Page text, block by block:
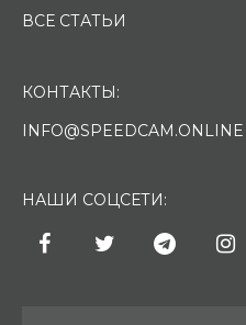
ВСЕ СТАТЬИ
КОНТАКТЫ:
INFO@SPEEDCAM.ONLINE
НАШИ СОЦСЕТИ: